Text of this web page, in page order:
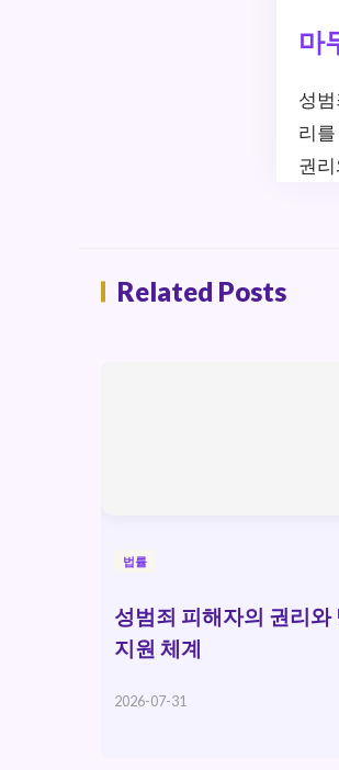
마
성
리
권
Related Posts
법률
성범죄 피해자의 권리와
지원 체계
2026-07-31